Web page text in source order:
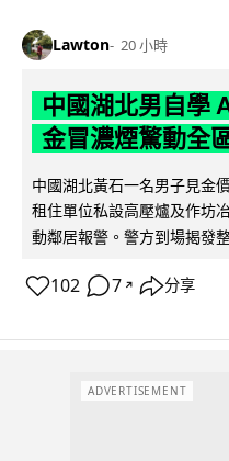
Lawton 20 小時
中國湖北男自學
金冒濃煙驚動全
中國湖北黃石一名男子見金
租住單位私設高壓爐及作坊
動鄰居報警。警方到場揭發
102 7 ↗ 分享
ADVERTISEMENT